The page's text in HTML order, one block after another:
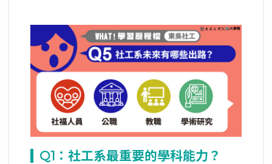
Q1：社工系最重要的學科能力？